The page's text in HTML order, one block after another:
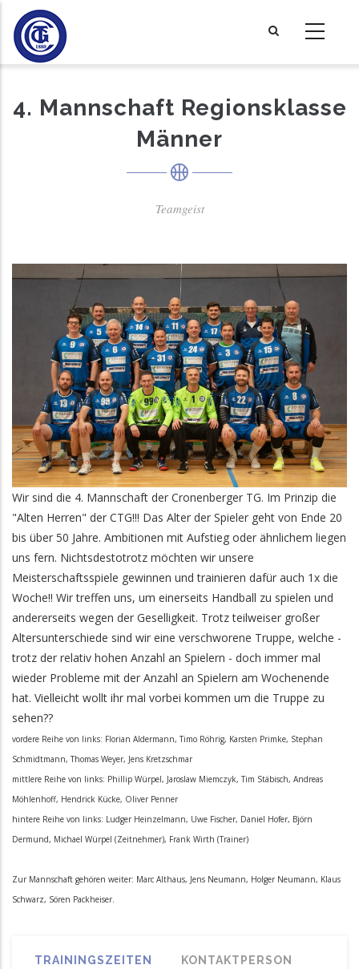
Direkt
zum
Inhalt
4. Mannschaft Regionsklasse
Männer
Teamgeist
Wir sind die 4. Mannschaft der Cronenberger TG. Im Prinzip die
"Alten Herren" der CTG!!! Das Alter der Spieler geht von Ende 20
bis über 50 Jahre. Ambitionen mit Aufstieg oder ähnlichem liegen
uns fern. Nichtsdestotrotz möchten wir unsere
Meisterschaftsspiele gewinnen und trainieren dafür auch 1x die
Woche!! Wir treffen uns, um einerseits Handball zu spielen und
andererseits wegen der Geselligkeit. Trotz teilweiser großer
Altersunterschiede sind wir eine verschworene Truppe, welche -
trotz der relativ hohen Anzahl an Spielern - doch immer mal
wieder Probleme mit der Anzahl an Spielern am Wochenende
hat. Vielleicht wollt ihr mal vorbei kommen um die Truppe zu
sehen??
vordere Reihe von links: Florian Aldermann, Timo Röhrig, Karsten Primke, Stephan
Schmidtmann, Thomas Weyer, Jens Kretzschmar
mittlere Reihe von links: Phillip Würpel, Jaroslaw Miemczyk, Tim Stäbisch, Andreas
Möhlenhoff, Hendrick Kücke, Oliver Penner
hintere Reihe von links: Ludger Heinzelmann, Uwe Fischer, Daniel Hofer, Björn
Dermund, Michael Würpel (Zeitnehmer), Frank Wirth (Trainer)
Zur Mannschaft gehören weiter: Marc Althaus, Jens Neumann, Holger Neumann, Klaus
Schwarz, Sören Packheiser.
TRAININGSZEITEN KONTAKTPERSON